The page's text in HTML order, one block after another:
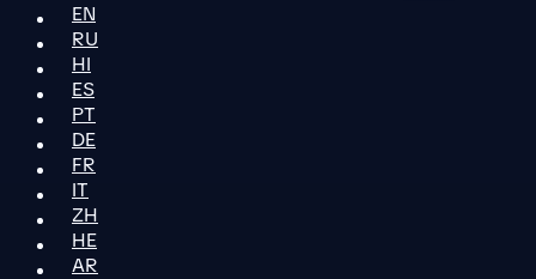
EN
RU
HI
ES
PT
DE
FR
IT
ZH
HE
AR